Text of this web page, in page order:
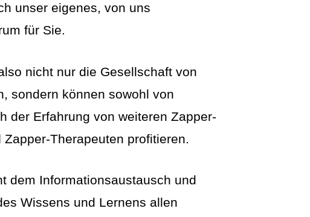
unser eigenes, von uns
für Sie.
nicht nur die Gesellschaft von
sondern können sowohl von
der Erfahrung von weiteren Zapper-
Zapper-Therapeuten profitieren.
dem Informationsaustausch und
Wissens und Lernens allen